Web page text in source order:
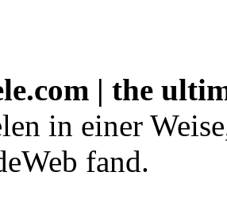
| the
in einer
fand.